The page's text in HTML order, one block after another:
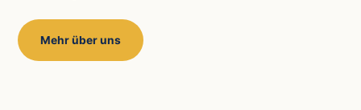
Mehr über uns